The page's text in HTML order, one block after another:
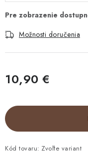
Možnosti doručenia
10,90 €
Kód tovaru: Zvoľte variant